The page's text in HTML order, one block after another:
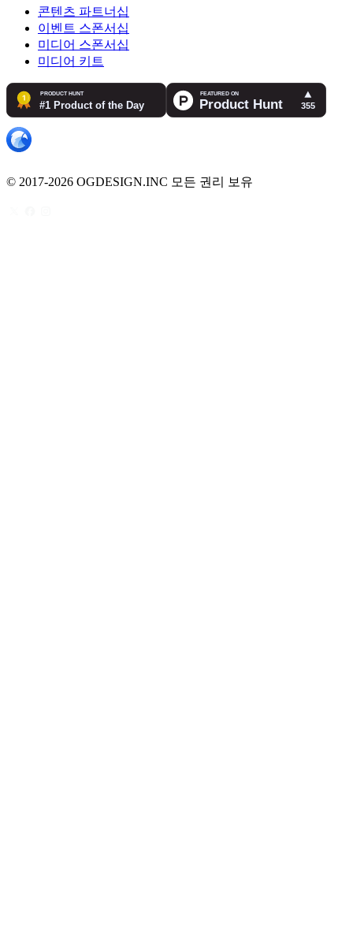
콘텐츠 파트너십
이벤트 스폰서십
미디어 스폰서십
미디어 키트
© 2017-2026 OGDESIGN.INC 모든 권리 보유